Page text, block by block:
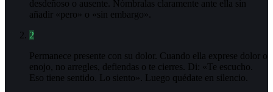
desdeñoso o ausente. Nómbralas claramente ante ella sin
añadir «pero» o «sin embargo».
2
Permanece presente con su dolor. Cuando ella exprese dolor o
enojo, no arregles, defiendas o te cierres. Di: «Te escucho.
Eso tiene sentido. Lo siento». Luego quédate en silencio.